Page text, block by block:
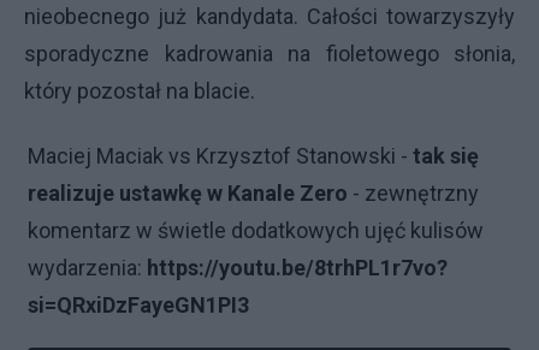
nieobecnego już kandydata. Całości towarzyszyły
sporadyczne kadrowania na fioletowego słonia,
który pozostał na blacie.
Maciej Maciak vs Krzysztof Stanowski - tak się
realizuje ustawkę w Kanale Zero - zewnętrzny
komentarz w świetle dodatkowych ujęć kulisów
wydarzenia: https://youtu.be/8trhPL1r7vo?
si=QRxiDzFayeGN1PI3